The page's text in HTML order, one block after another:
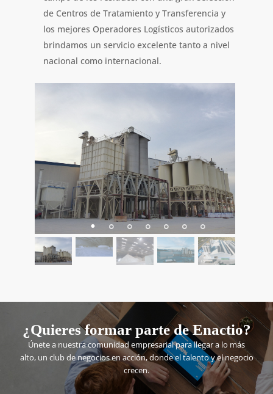
de Centros de Tratamiento y Transferencia y
los mejores Operadores Logísticos autorizados
brindamos un servicio excelente tanto a nivel
nacional como internacional.
¿Quieres formar parte de Enactio?
Únete a nuestra comunidad empresarial para llegar a lo más
alto, un club de negocios en acción, donde el talento y el negocio
crecen.